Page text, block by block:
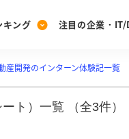
[27卒] 本選考体験
キング
みんなのDX企業就
注目の企業・IT/
産開発のインターン体験記一覧
ト）一覧 （全3件）